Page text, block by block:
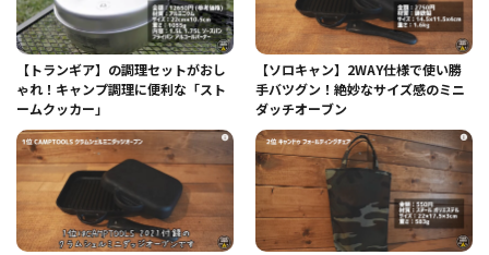
【トランギア】の調理セットがおし
ゃれ！キャンプ調理に便利な「スト
ームクッカー」
【ソロキャン】2WAY仕様で使い勝
手バツグン！絶妙なサイズ感のミニ
ダッチオーブン